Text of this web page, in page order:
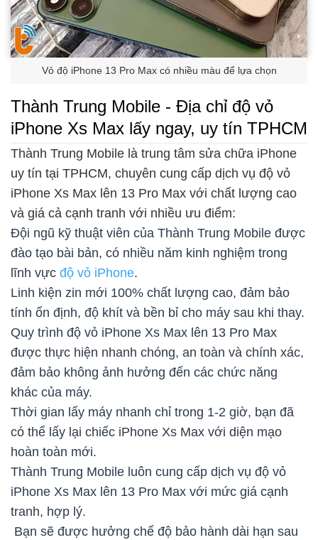
Vỏ độ iPhone 13 Pro Max có nhiều màu để lựa chọn
Thành Trung Mobile - Địa chỉ độ vỏ
iPhone Xs Max lấy ngay, uy tín TPHCM
Thành Trung Mobile là trung tâm sửa chữa iPhone
uy tín tại TPHCM, chuyên cung cấp dịch vụ độ vỏ
iPhone Xs Max lên 13 Pro Max với chất lượng cao
và giá cả cạnh tranh với nhiều ưu điểm:
Đội ngũ kỹ thuật viên của Thành Trung Mobile được
đào tạo bài bản, có nhiều năm kinh nghiệm trong
lĩnh vực độ vỏ iPhone.
Linh kiện zin mới 100% chất lượng cao, đảm bảo
tính ổn định, độ khít và bền bỉ cho máy sau khi thay.
Quy trình độ vỏ iPhone Xs Max lên 13 Pro Max
được thực hiện nhanh chóng, an toàn và chính xác,
đảm bảo không ảnh hưởng đến các chức năng
khác của máy.
Thời gian lấy máy nhanh chỉ trong 1-2 giờ, bạn đã
có thể lấy lại chiếc iPhone Xs Max với diện mạo
hoàn toàn mới.
Thành Trung Mobile luôn cung cấp dịch vụ độ vỏ
iPhone Xs Max lên 13 Pro Max với mức giá cạnh
tranh, hợp lý.
Bạn sẽ được hưởng chế độ bảo hành dài hạn sau